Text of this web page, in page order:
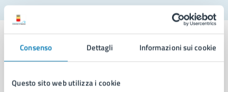
Consenso Dettagli Informazioni sui cookie
Questo sito web utilizza i cookie